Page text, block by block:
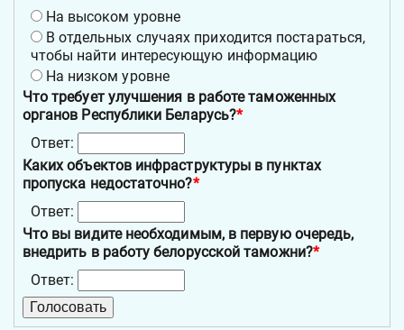
На высоком уровне
В отдельных случаях приходится постараться,
чтобы найти интересующую информацию
На низком уровне
Что требует улучшения в работе таможенных
органов Республики Беларусь?*
Ответ:
Каких объектов инфраструктуры в пунктах
пропуска недостаточно?*
Ответ:
Что вы видите необходимым, в первую очередь,
внедрить в работу белорусской таможни?*
Ответ: